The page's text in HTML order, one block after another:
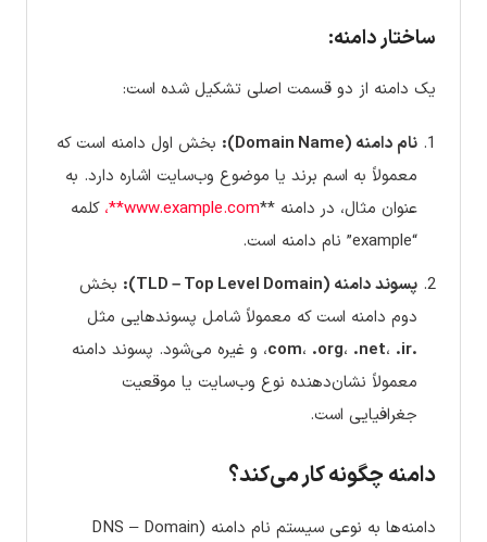
ساختار دامنه:
یک دامنه از دو قسمت اصلی تشکیل شده است:
نام دامنه (Domain Name):
بخش اول دامنه است که
معمولاً به اسم برند یا موضوع وب‌سایت اشاره دارد. به
عنوان مثال، در دامنه **www.example.com**،
کلمه
“example” نام دامنه است.
پسوند دامنه (TLD – Top Level Domain):
بخش
دوم دامنه است که معمولاً شامل پسوندهایی مثل
.com
، .org، .net، .ir
، و غیره می‌شود. پسوند دامنه
معمولاً نشان‌دهنده نوع وب‌سایت یا موقعیت
جغرافیایی است.
دامنه چگونه کار می‌کند؟
دامنه‌ها به نوعی سیستم نام دامنه (DNS – Domain